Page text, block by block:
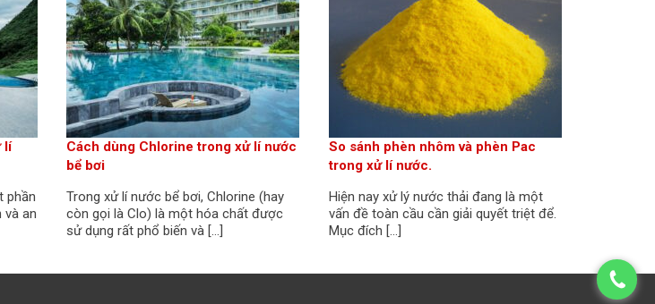
lí
phần
và an
Cách dùng Chlorine trong xử lí nước
bể bơi
Trong xử lí nước bể bơi, Chlorine (hay
còn gọi là Clo) là một hóa chất được
sử dụng rất phổ biến và […]
So sánh phèn nhôm và phèn Pac
trong xử lí nước.
Hiện nay xử lý nước thải đang là một
vấn đề toàn cầu cần giải quyết triệt để.
Mục đích […]